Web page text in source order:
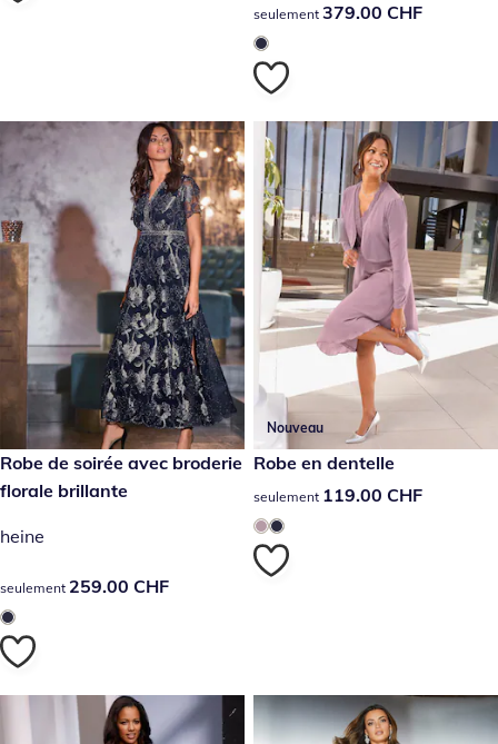
379.00 CHF
seulement 379.00 CHF
259.00 CHF
Robe de soirée avec broderie
florale brillante
heine
259.00 CHF
seulement 259.00 CHF
Nouveau
119.00 CHF
Robe en dentelle
119.00 CHF
seulement 119.00 CHF